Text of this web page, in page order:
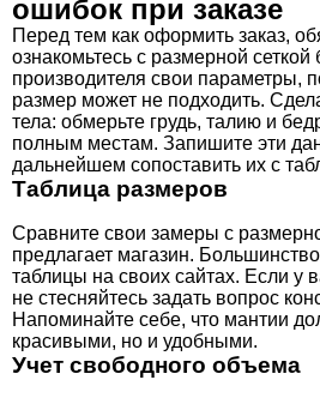
ошибок при заказе
Перед тем как оформить заказ,
ознакомьтесь с размерной
производителя свои параметры,
размер может не подходить.
тела: обмерьте грудь, талию и
полным местам. Запишите эти
дальнейшем сопоставить их с
Таблица размеров
Сравните свои замеры с
предлагает магазин.
таблицы на своих сайтах. Если у
не стесняйтесь задать вопрос
Напоминайте себе, что мантии
красивыми, но и удобными.
Учет свободного объема